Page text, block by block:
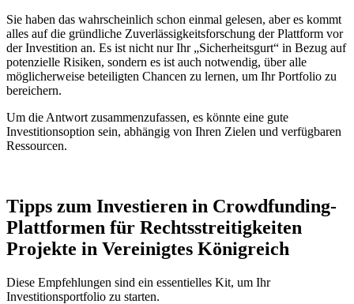
Sie haben das wahrscheinlich schon einmal gelesen, aber es kommt
alles auf die gründliche Zuverlässigkeitsforschung der Plattform vor
der Investition an. Es ist nicht nur Ihr „Sicherheitsgurt“ in Bezug auf
potenzielle Risiken, sondern es ist auch notwendig, über alle
möglicherweise beteiligten Chancen zu lernen, um Ihr Portfolio zu
bereichern.
Um die Antwort zusammenzufassen, es könnte eine gute
Investitionsoption sein, abhängig von Ihren Zielen und verfügbaren
Ressourcen.
Tipps zum Investieren in Crowdfunding-
Plattformen für Rechtsstreitigkeiten
Projekte in Vereinigtes Königreich
Diese Empfehlungen sind ein essentielles Kit, um Ihr
Investitionsportfolio zu starten.